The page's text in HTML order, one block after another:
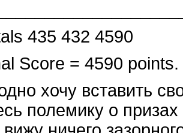
435 432 4590
Score = 4590 points.
хочу вставить
полемику о